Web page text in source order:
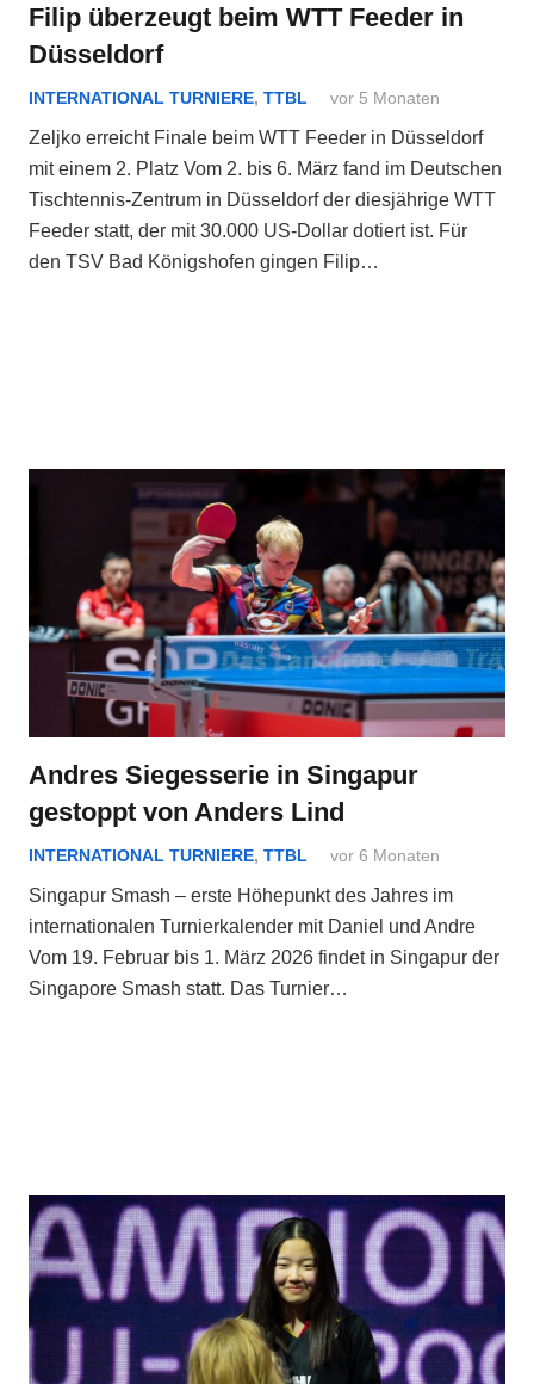
Filip überzeugt beim WTT Feeder in
Düsseldorf
INTERNATIONAL TURNIERE, TTBL vor 5 Monaten
Zeljko erreicht Finale beim WTT Feeder in Düsseldorf
mit einem 2. Platz Vom 2. bis 6. März fand im Deutschen
Tischtennis-Zentrum in Düsseldorf der diesjährige WTT
Feeder statt, der mit 30.000 US-Dollar dotiert ist. Für
den TSV Bad Königshofen gingen Filip…
Andres Siegesserie in Singapur
gestoppt von Anders Lind
INTERNATIONAL TURNIERE, TTBL vor 6 Monaten
Singapur Smash – erste Höhepunkt des Jahres im
internationalen Turnierkalender mit Daniel und Andre
Vom 19. Februar bis 1. März 2026 findet in Singapur der
Singapore Smash statt. Das Turnier…